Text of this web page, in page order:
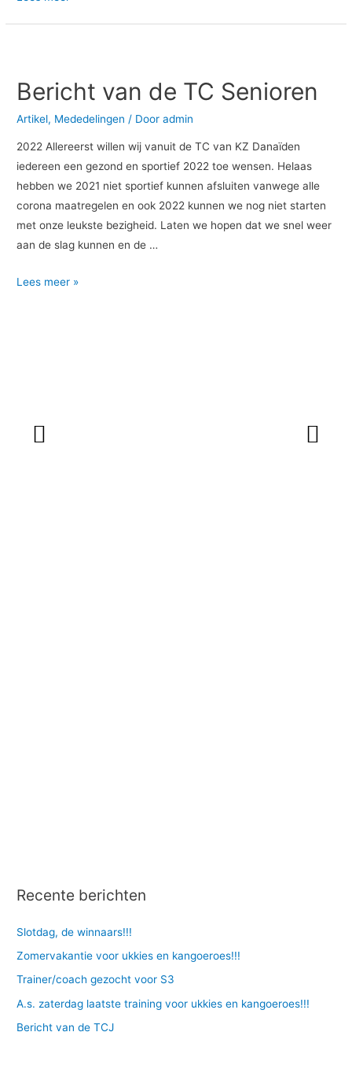
Bericht van de TC Senioren
Artikel, Mededelingen / Dooradmin
2022 Allereerst willen wij vanuit de TC van KZ Danaïden
iedereen een gezond en sportief 2022 toe wensen. Helaas
hebben we 2021 niet sportief kunnen afsluiten vanwege alle
corona maatregelen en ook 2022 kunnen we nog niet starten
met onze leukste bezigheid. Laten we hopen dat we snel weer
aan de slag kunnen en de …
de
Senioren
Lees meer »
V
V
Recente berichten
Slotdag, de winnaars!!!
Zomervakantie voor ukkies en kangoeroes!!!
Trainer/coach gezocht voor S3
A.s. zaterdag laatste training voor ukkies en kangoeroes!!!
Bericht van de TCJ